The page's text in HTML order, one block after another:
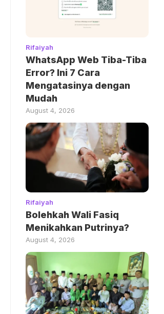
Rifaiyah
WhatsApp Web Tiba-Tiba
Error? Ini 7 Cara
Mengatasinya dengan
Mudah
August 4, 2026
Rifaiyah
Bolehkah Wali Fasiq
Menikahkan Putrinya?
August 4, 2026